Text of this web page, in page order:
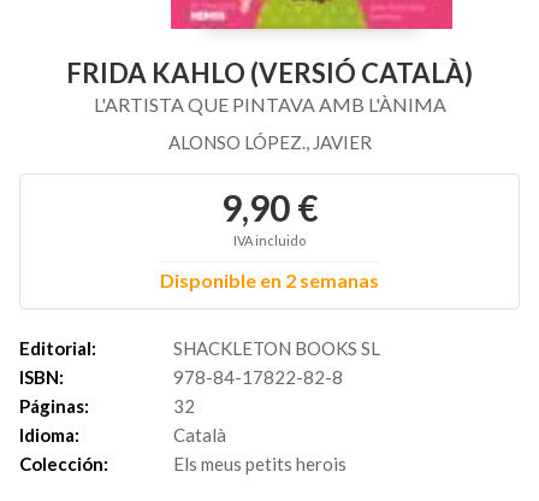
FRIDA KAHLO (VERSIÓ CATALÀ)
L'ARTISTA QUE PINTAVA AMB L'ÀNIMA
ALONSO LÓPEZ., JAVIER
9,90 €
IVA incluido
Disponible en 2 semanas
Editorial:
SHACKLETON BOOKS SL
ISBN:
978-84-17822-82-8
Páginas:
32
Idioma:
Català
Colección:
Els meus petits herois